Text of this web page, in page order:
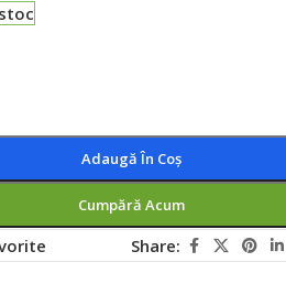
Adaugă În Coș
Cumpără Acum
Share: